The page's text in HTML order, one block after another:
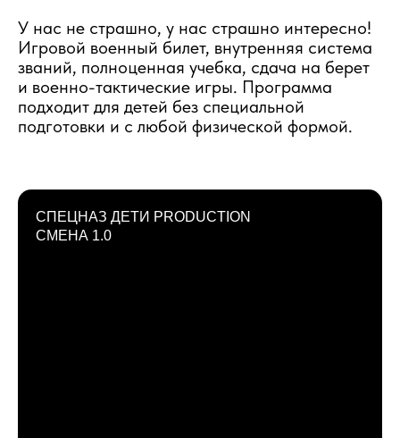
У нас не страшно, у нас страшно интересно!
Игровой военный билет, внутренняя система
званий, полноценная учебка, сдача на берет
и военно-тактические игры. Программа
подходит для детей без специальной
подготовки и с любой физической формой.
СПЕЦНАЗ ДЕТИ PRODUCTION
СМЕНА 1.0